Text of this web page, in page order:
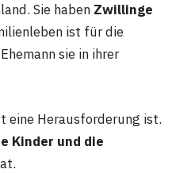
Sie haben Zwillinge
ist für die
sie in ihrer
eine Herausforderung ist.
Kinder und die